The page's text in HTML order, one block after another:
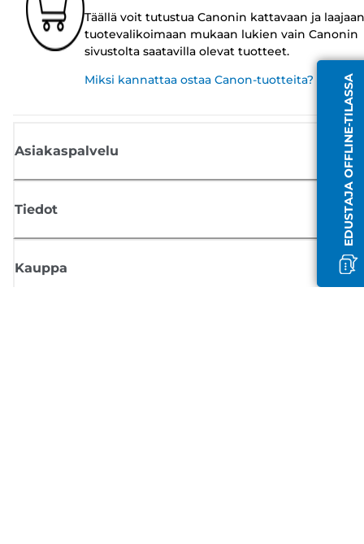
EDUSTAJA OFFLINE-TILASSA
Täällä voit tutustua Canonin kattavaan ja laajaan
tuotevalikoimaan mukaan lukien vain Canonin
sivustolta saatavilla olevat tuotteet.
Miksi kannattaa ostaa Canon-tuotteita?
Asiakaspalvelu
Tiedot
Kauppa